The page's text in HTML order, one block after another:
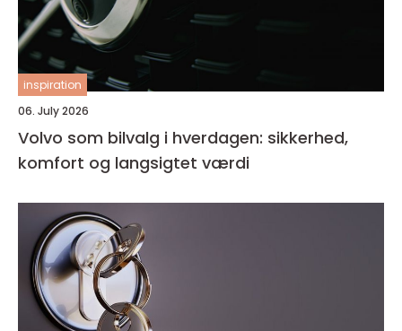
inspiration
06. July 2026
Volvo som bilvalg i hverdagen: sikkerhed,
komfort og langsigtet værdi